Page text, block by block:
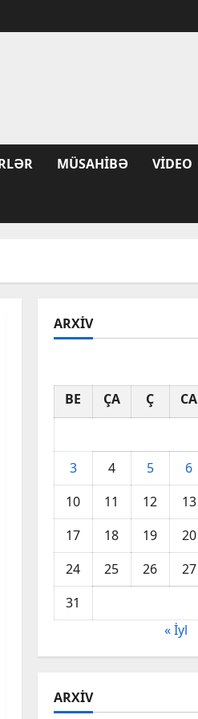
MÜSAHIBƏ VIDEO
ARXIV
BE ÇA Ç CA
3
4 5 6
10
11 12 13
17
18 19 20
24
25 26 27
31
« İyl
ARXIV